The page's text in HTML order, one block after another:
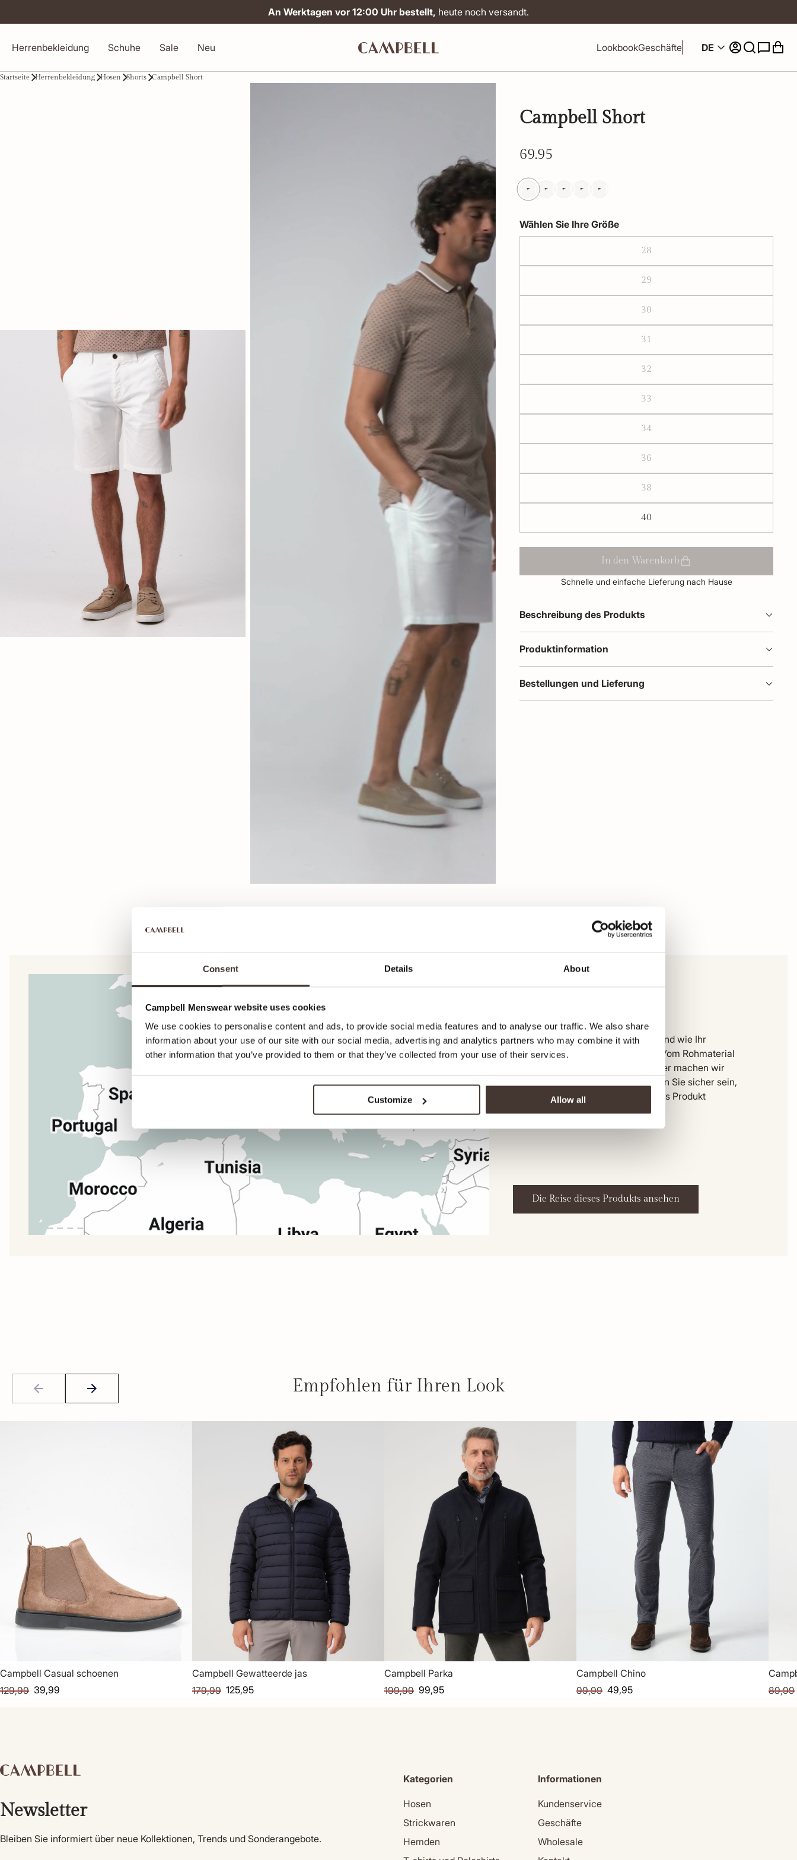
Consent Details About
Campbell Menswear website uses cookies
We use cookies to personalise content and ads, to provide social media features and to analyse our traffic. We also share
information about your use of our site with our social media, advertising and analytics partners who may combine it with
other information that you’ve provided to them or that they’ve collected from your use of their services.
Customize Allow all
An Werktagen vor 12:00 Uhr bestellt, heute noch versandt.
Herrenbekleidung Schuhe Sale Neu LookbookGeschäfte DE
Startseite Herrenbekleidung Hosen Shorts Campbell Short
Campbell Short
69.95
Wählen Sie Ihre Größe
28
29
30
31
32
33
34
36
38
40
In den Warenkorb
Schnelle und einfache Lieferung nach Hause
Beschreibung des Produkts
Produktinformation
Bestellungen und Lieferung
Hier können Sie genau sehen, wo und wie Ihr
Kleidungsstück hergestellt wurde. Vom Rohmaterial
bis zur Anlieferung in unserem Lager machen wir
jeden Schritt transparent. So können Sie sicher sein,
dass Sie ein ehrliches, hochwertiges Produkt
erhalten.
Die Reise dieses Produkts ansehen
Empfohlen für Ihren Look
Campbell Casual schoenen
129,99 39,99
Campbell Gewatteerde jas
179,99 125,95
Campbell Parka
199,99 99,95
Campbell Chino
99,99 49,95
89,99
Newsletter
Bleiben Sie informiert über neue Kollektionen, Trends und Sonderangebote.
Kategorien
Hosen
Strickwaren
Hemden
Informationen
Kundenservice
Geschäfte
Wholesale